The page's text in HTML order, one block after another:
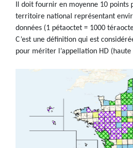
Il doit fournir en moyenne 10
territoire national représentant
données (1 pétaoctet = 1000
C’est une définition qui est
pour mériter l’appellation HD (haute